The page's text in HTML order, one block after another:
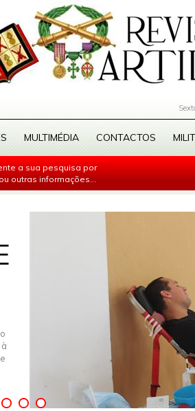
MULTIMÉDIA CONTACTOS
a sua pesquisa por
outras informações...